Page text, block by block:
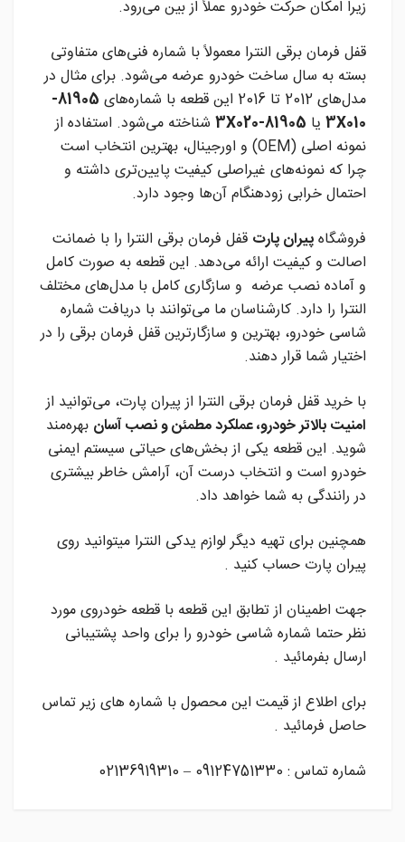
زیرا امکان حرکت خودرو عملاً از بین می‌رود.
قفل فرمان برقی النترا معمولاً با شماره فنی‌های متفاوتی
بسته به سال ساخت خودرو عرضه می‌شود. برای مثال در
مدل‌های 2012 تا 2016 این قطعه با شماره‌های
81905-
3X010 یا 81905-3X020
شناخته می‌شود. استفاده از
نمونه اصلی (OEM) و اورجینال، بهترین انتخاب است
چرا که نمونه‌های غیراصلی کیفیت پایین‌تری داشته و
احتمال خرابی زودهنگام آن‌ها وجود دارد.
فروشگاهپیران پارت قفل فرمان برقی النترا را با ضمانت
اصالت و کیفیت ارائه می‌دهد. این قطعه به صورت کامل
و آماده نصب عرضه و سازگاری کامل با مدل‌های مختلف
النترا را دارد. کارشناسان ما می‌توانند با دریافت شماره
شاسی خودرو، بهترین و سازگارترین قفل فرمان برقی را در
اختیار شما قرار دهند.
با خرید قفل فرمان برقی النترا از پیران پارت، می‌توانید از
امنیت بالاتر خودرو، عملکرد مطمئن و نصب آسان بهره‌مند
شوید. این قطعه یکی از بخش‌های حیاتی سیستم ایمنی
خودرو است و انتخاب درست آن، آرامش خاطر بیشتری
در رانندگی به شما خواهد داد.
همچنین برای تهیه دیگر لوازم یدکی النترا میتوانید روی
پیران پارت حساب کنید .
جهت اطمینان از تطابق این قطعه با قطعه خودروی مورد
نظر حتما شماره شاسی خودرو را برای واحد پشتیبانی
ارسال بفرمائید .
برای اطلاع از قیمت این محصول با شماره های زیر تماس
حاصل فرمائید .
شماره تماس : 09124751330 – 02136919310